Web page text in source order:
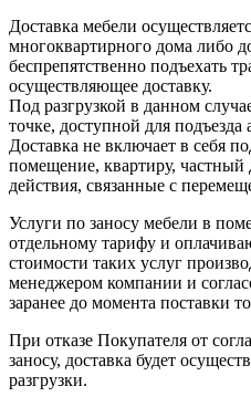
Доставка мебели
многоквартирного дома либо
беспрепятственно подъехать
осуществляющее доставку.
Под разгрузкой в данном
точке, доступной для подъезда
Доставка не включает в себя
помещение, квартиру,
действия, связанные с
Услуги по заносу мебели в
отдельному тарифу и
стоимости таких услуг
менеджером компании и
заранее до момента поставки
При отказе Покупателя от
заносу, доставка будет
разгрузки.